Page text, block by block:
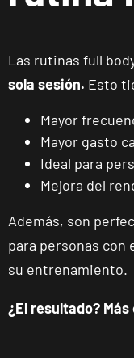
Las rutinas full
sola sesión. Esto
Mayor
Mayor gasto
Ideal para
Mejora del
Además, son
para personas con
su entrenamiento.
¿El resultado?